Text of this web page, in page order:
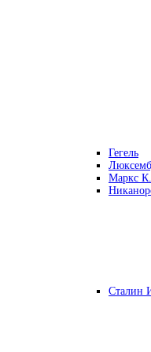
Гегель
Маркс К.
Сталин